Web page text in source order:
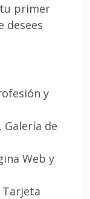
primer
desees
y
Galería de
Web y
Tarjeta